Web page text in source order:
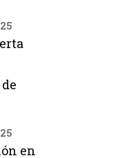
en